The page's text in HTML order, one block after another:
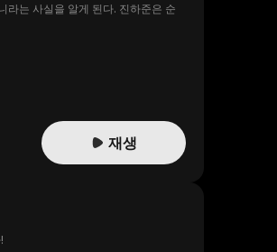
라는 사실을 알게 된다. 진하준은 순
재생